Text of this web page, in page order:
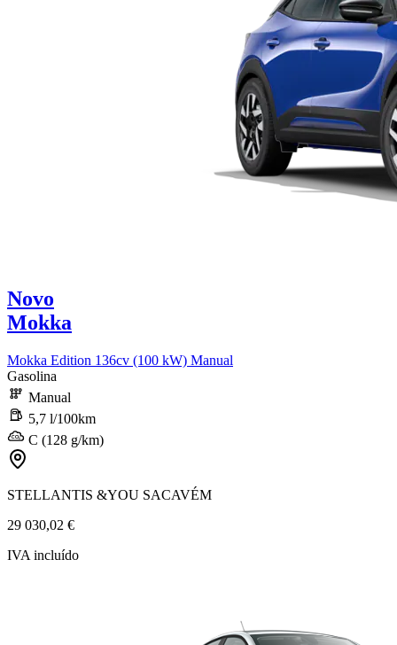
Novo
Mokka
Mokka Edition 136cv (100 kW) Manual
Gasolina
Manual
5,7 l/100km
C (128 g/km)
STELLANTIS &YOU SACAVÉM
29 030,02 €
IVA incluído